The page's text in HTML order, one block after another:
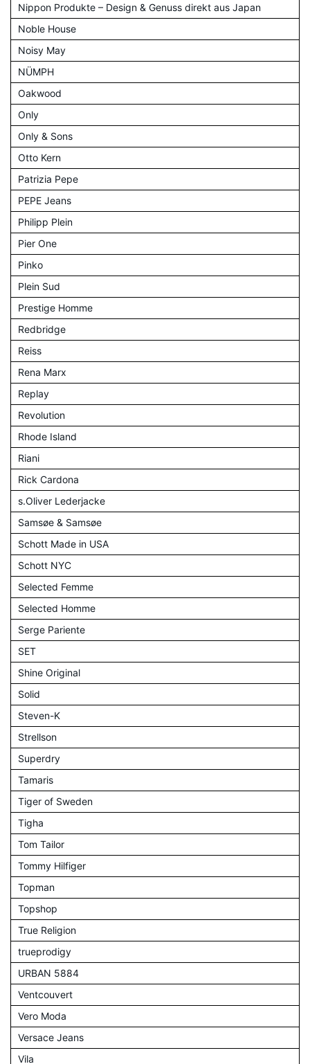
Nippon Produkte – Design & Genuss direkt aus Japan
Noble House
Noisy May
NÜMPH
Oakwood
Only
Only & Sons
Otto Kern
Patrizia Pepe
PEPE Jeans
Philipp Plein
Pier One
Pinko
Plein Sud
Prestige Homme
Redbridge
Reiss
Rena Marx
Replay
Revolution
Rhode Island
Riani
Rick Cardona
s.Oliver Lederjacke
Samsøe & Samsøe
Schott Made in USA
Schott NYC
Selected Femme
Selected Homme
Serge Pariente
SET
Shine Original
Solid
Steven-K
Strellson
Superdry
Tamaris
Tiger of Sweden
Tigha
Tom Tailor
Tommy Hilfiger
Topman
Topshop
True Religion
trueprodigy
URBAN 5884
Ventcouvert
Vero Moda
Versace Jeans
Vila